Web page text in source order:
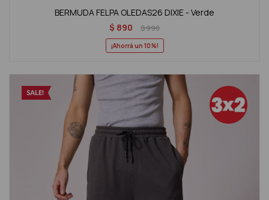
BERMUDA FELPA OLEDAS26 DIXIE - Verde
$ 890 $990
10